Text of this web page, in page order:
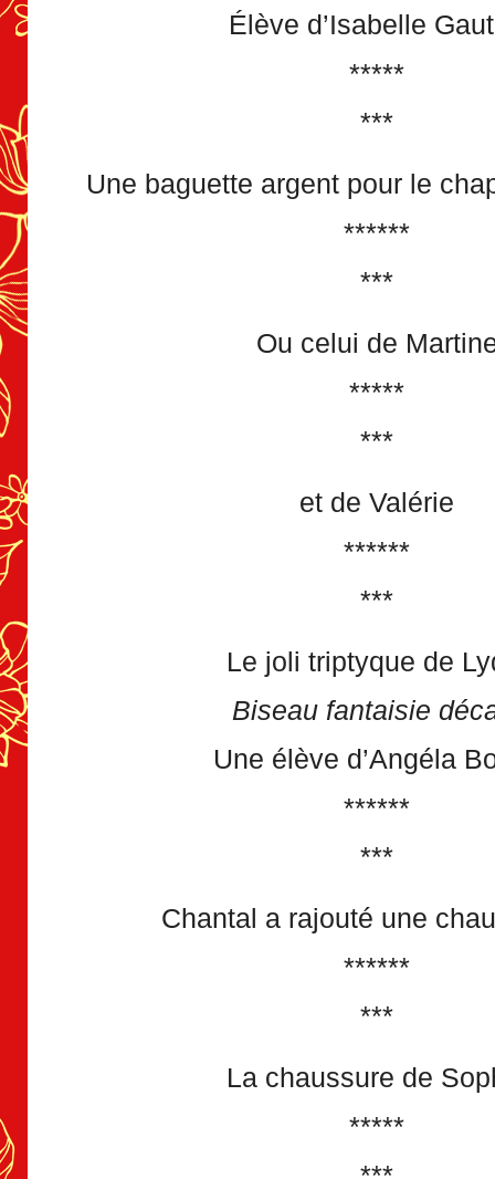
Élève d’Isabelle
*****
***
Une baguette argent pour le
******
***
Ou celui de
*****
***
et de Valérie
******
***
Le joli triptyque de
Biseau fantaisie
Une élève d’Angéla
******
***
Chantal a rajouté une
******
***
La chaussure de
*****